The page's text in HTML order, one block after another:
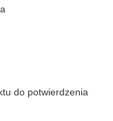
do potwierdzenia